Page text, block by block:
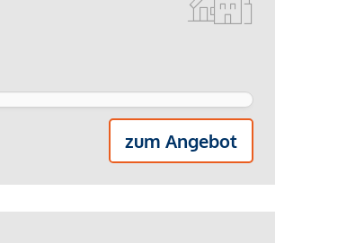
zum Angebot